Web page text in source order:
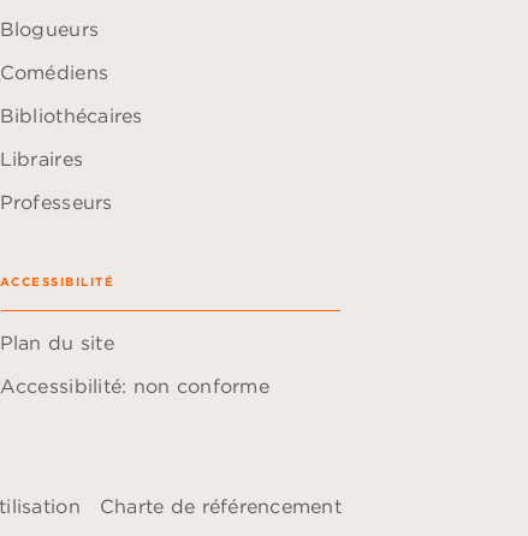
Blogueurs
Comédiens
Bibliothécaires
Libraires
Professeurs
ACCESSIBILITÉ
Plan du site
Accessibilité: non conforme
Charte de référencement